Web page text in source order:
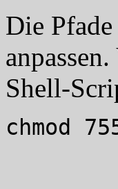
Die
Shell-
chmod